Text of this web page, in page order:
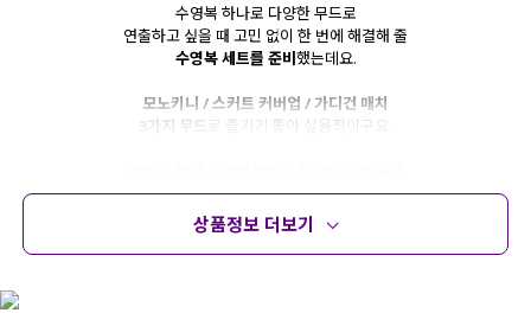
수영복 하나로 다양한 무드로
연출하고 싶을 때 고민 없이 한 번에 해결해 줄
수영복 세트를 준비했는데요.
모노키니 / 스커트 커버업 / 가디건 매치
3가지 무드 로 즐기기 좋아 실용적이구요.
어우러져 톡톡 튀는 썸머 무드를 연출해 줘
눈여겨보시면 좋을 것 같아요-!
상품정보 더보기